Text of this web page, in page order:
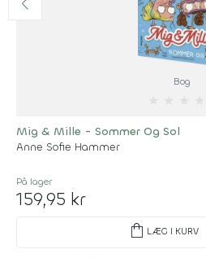
Bog
Mig & Mille - Sommer Og Sol
Anne Sofie Hammer
På lager
159,95 kr
shopping_bag LÆG I KURV